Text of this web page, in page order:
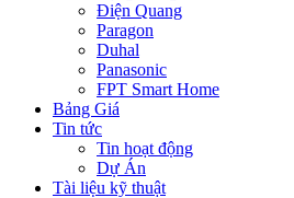
Điện Quang
Paragon
Duhal
Panasonic
FPT Smart Home
Bảng Giá
Tin tức
Tin hoạt động
Dự Án
Tài liệu kỹ thuật